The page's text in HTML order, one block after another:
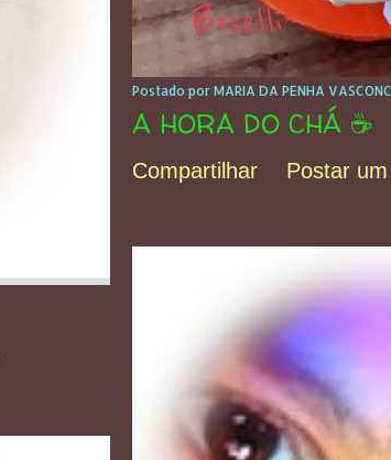
Postado por MARIA DA PENHA
A HORA DO CHÁ ☕️
Compartilhar Postar